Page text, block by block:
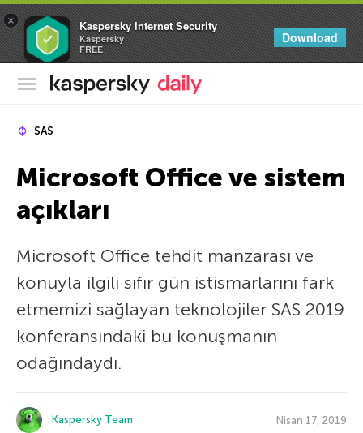
× Kaspersky Internet Security
Kaspersky
FREE
Download
Kaspersky Resmi Blogu
SAS
Microsoft Office ve sistem
açıkları
Microsoft Office tehdit manzarası ve
konuyla ilgili sıfır gün istismarlarını fark
etmemizi sağlayan teknolojiler SAS 2019
konferansındaki bu konuşmanın
odağındaydı.
Kaspersky Team Nisan 17, 2019